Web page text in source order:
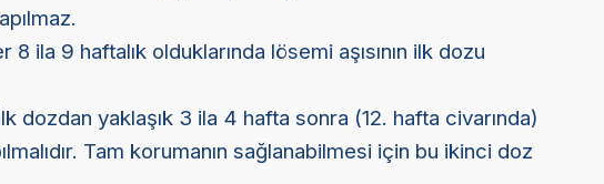
8 ila 9 haftalık olduklarında lösemi aşısının ilk dozu
dozdan yaklaşık 3 ila 4 hafta sonra (12. hafta civarında)
Tam korumanın sağlanabilmesi için bu ikinci doz